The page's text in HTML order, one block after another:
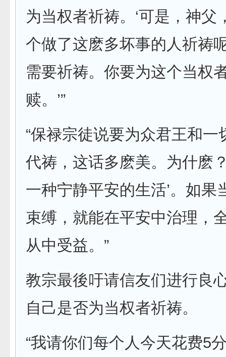
为当权者祈祷。‘可是，神父
个做了这麽多坏事的人祈祷
需要祈祷。你要为这个当权
赎。’”
“保禄宗徒说要为众君王和一
代祷，这话多麽美。为什麽
一种宁静平安的生活’。如果
束缚，就能在平安中治理，
从中受益。”
教宗最後吁请信友们进行良
自己是否为当权者祈祷。
“我请你们每个人今天花费5